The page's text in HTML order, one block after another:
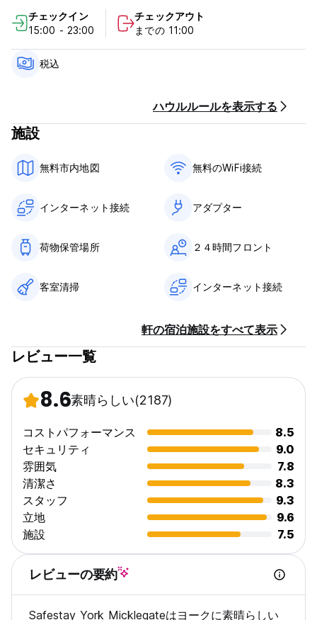
ぜひお越しいただき、ヨーク内で最も歴史的なジョージアン建造
物の一つで素晴らしい時間をお過ごしください。
チェックイン
15:00 - 23:00
チェックアウト
までの 11:00
税込
ハウルルールを表示する
施設
無料市内地図 無料のWiFi接続
インターネット接続 アダプター
荷物保管場所 ２４時間フロント
客室清掃 インターネット接続
軒の宿泊施設をすべて表示
レビュー一覧
8.6素晴らしい(2187)
コストパフォーマンス
8.5
セキュリティ
9.0
雰囲気
7.8
清潔さ
8.3
スタッフ
9.3
立地
9.6
施設
7.5
レビューの要約
Safestay York Micklegateはヨークに素晴らしい